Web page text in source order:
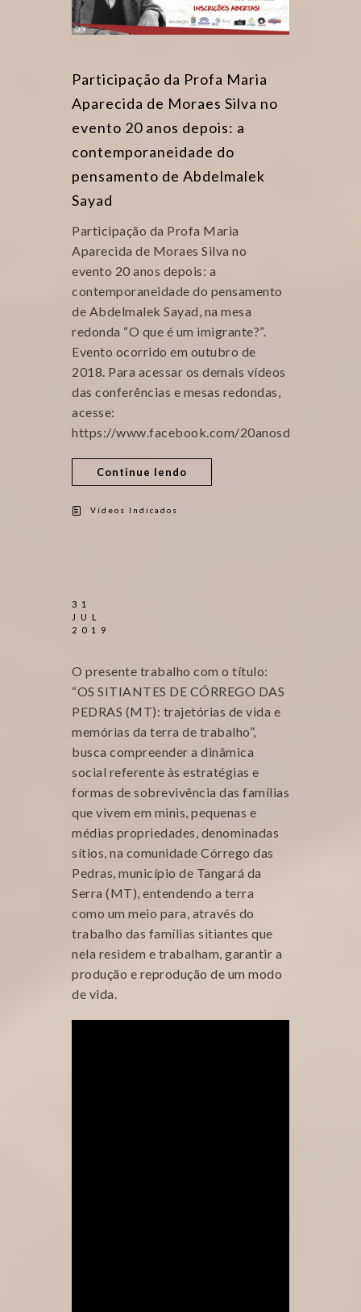
Participação da Profa Maria
Aparecida de Moraes Silva no
evento 20 anos depois: a
contemporaneidade do
pensamento de Abdelmalek
Sayad
Participação da Profa Maria
Aparecida de Moraes Silva no
evento 20 anos depois: a
contemporaneidade do pensamento
de Abdelmalek Sayad, na mesa
redonda “O que é um imigrante?”.
Evento ocorrido em outubro de
2018. Para acessar os demais vídeos
das conferências e mesas redondas,
acesse:
https://www.facebook.com/20anosdepois/
Continue lendo
Vídeos Indicados
31
JUL
2019
O presente trabalho com o título:
“OS SITIANTES DE CÓRREGO DAS
PEDRAS (MT): trajetórias de vida e
memórias da terra de trabalho”,
busca compreender a dinâmica
social referente às estratégias e
formas de sobrevivência das famílias
que vivem em minis, pequenas e
médias propriedades, denominadas
sítios, na comunidade Córrego das
Pedras, município de Tangará da
Serra (MT), entendendo a terra
como um meio para, através do
trabalho das famílias sitiantes que
nela residem e trabalham, garantir a
produção e reprodução de um modo
de vida.